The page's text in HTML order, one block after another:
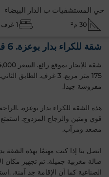
حي المستشفيات ب الدار البيضاء
30 م² 1 غرف
شقة للكراء بدار بوعزة. 6 قطع رائعة. مفروشة
مفروشة جيدا.
هذه الشقة للكراء بدار بوعزة.
قوي ومتين والزجاج المزدوج.
مصعد ومرآب.
اتصل بنا إذا كنت مهتمًا بهذه
صالة مغربية جميلة. تم تجهيز مكان
الصناعية كما أن الإقامة جد آمنة.